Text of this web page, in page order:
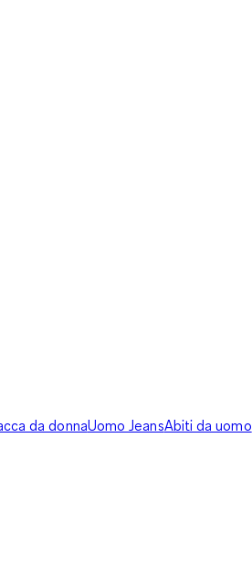
da donnaUomo JeansAbiti da uomo